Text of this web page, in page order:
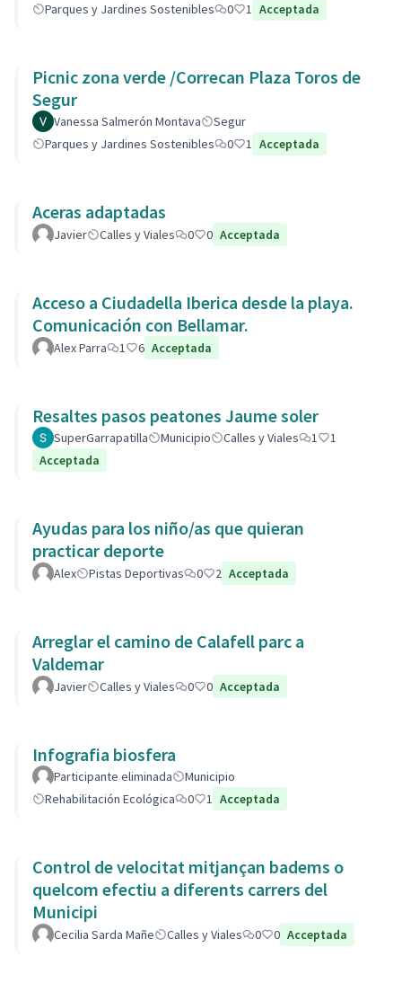
Parques y Jardines Sostenibles
0 1 Acceptada
Picnic zona verde /Correcan Plaza Toros de
Segur
Vanessa Salmerón Montava
Segur
Parques y Jardines Sostenibles
0 1 Acceptada
Aceras adaptadas
Javier Calles y Viales 0 0 Acceptada
Acceso a Ciudadella Iberica desde la playa.
Comunicación con Bellamar.
Alex Parra 1 6 Acceptada
Resaltes pasos peatones Jaume soler
SuperGarrapatilla Municipio Calles y Viales 1
1
Acceptada
Ayudas para los niño/as que quieran
practicar deporte
Alex Pistas Deportivas 0 2 Acceptada
Arreglar el camino de Calafell parc a
Valdemar
Javier Calles y Viales 0 0 Acceptada
Infografia biosfera
Participante eliminada
Municipio
Rehabilitación Ecológica
0 1 Acceptada
Control de velocitat mitjançan badems o
quelcom efectiu a diferents carrers del
Municipi
Cecilia Sarda Mañe Calles y Viales 0 0 Acceptada